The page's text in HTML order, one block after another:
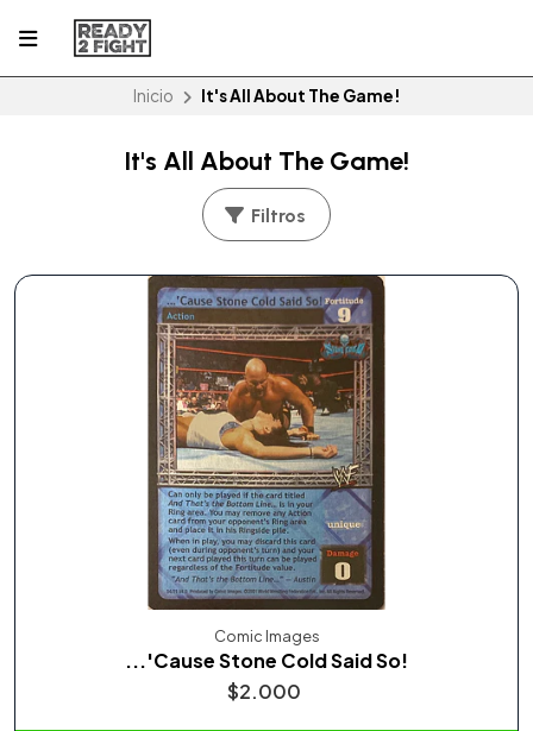
Inicio It's All About The Game!
It's All About The Game!
Filtros
Comic Images
...'Cause Stone Cold Said So!
$2.000